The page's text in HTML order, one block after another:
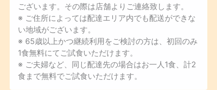
ございます。その際は店舗よりご連絡致します。
※ ご住所によっては配達エリア内でも配送ができな
い地域がございます。
※ 65歳以上かつ継続利用をご検討の方は、初回のみ
1食無料にてご試食いただけます。
※ ご夫婦など、同じ配達先の場合はお一人1食、計2
食まで無料でご試食いただけます。